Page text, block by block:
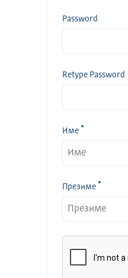
Password
Retype Password
Име
Презиме